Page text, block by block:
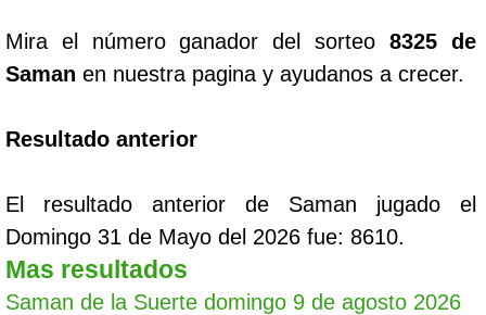
Mira el número ganador del sorteo 8325 de
Saman en nuestra pagina y ayudanos a crecer.
Resultado anterior
El resultado anterior de Saman jugado el
Domingo 31 de Mayo del 2026 fue: 8610.
Mas resultados
Saman de la Suerte domingo 9 de agosto 2026